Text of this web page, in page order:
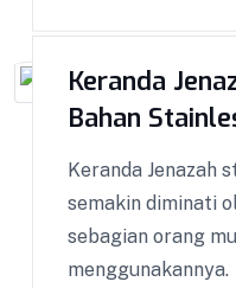
Dapatkan Keranda
melakukan
dengan sistem COD.
Produk yang kami
Control ketat untuk
VIEW DETAILS
Keranda
Bahan
Keranda Jenazah
semakin diminati
sebagian orang
menggunakannya.